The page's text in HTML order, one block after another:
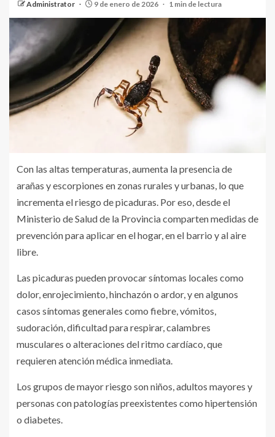
Administrator 9 de enero de 2026 1 min de lectura
Con las altas temperaturas, aumenta la presencia de
arañas y escorpiones en zonas rurales y urbanas, lo que
incrementa el riesgo de picaduras. Por eso, desde el
Ministerio de Salud de la Provincia comparten medidas de
prevención para aplicar en el hogar, en el barrio y al aire
libre.
Las picaduras pueden provocar síntomas locales como
dolor, enrojecimiento, hinchazón o ardor, y en algunos
casos síntomas generales como fiebre, vómitos,
sudoración, dificultad para respirar, calambres
musculares o alteraciones del ritmo cardíaco, que
requieren atención médica inmediata.
Los grupos de mayor riesgo son niños, adultos mayores y
personas con patologías preexistentes como hipertensión
o diabetes.